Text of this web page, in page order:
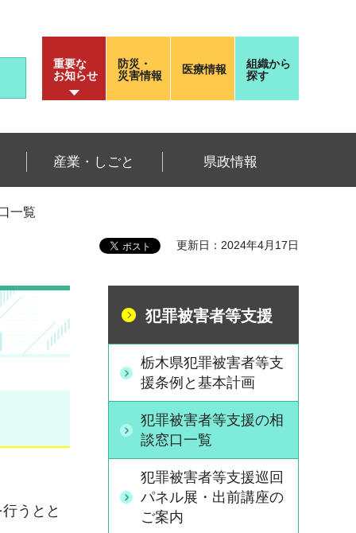
重要な
お知らせ
防災・
災害情報
医療情報
組織から
探す
産業・しごと 県政情報
一覧
更新日：2024年4月17日
うとと
犯罪被害者等支援
栃木県犯罪被害者等支
援条例と基本計画
犯罪被害者等支援の相
談窓口一覧
犯罪被害者等支援巡回
パネル展・出前講座の
ご案内